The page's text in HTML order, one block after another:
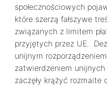
społecznościowych
które szerzą fałszywe
związanych z limitem
przyjętych przez UE.
unijnym
zatwierdzeniem
zaczęły krążyć rozmaite